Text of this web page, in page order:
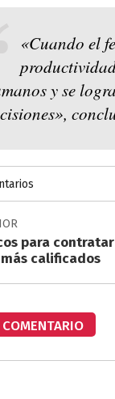
«Cuando el
y se
para
calificados